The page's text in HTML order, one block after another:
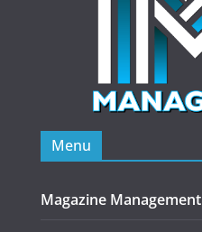
Menu
Magazine Management